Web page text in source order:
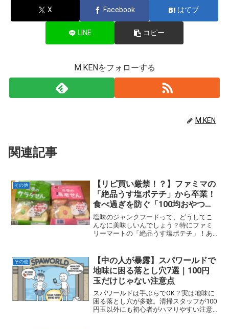
X Facebook はてブ
LINE コピー
M.KENをフォローする
M.KEN
関連記事
その他
【リピ買い厳禁！？】ファミマの
「絶品うす塩ポテチ」から卒業！
食べ過ぎを防ぐ「100均おやつ」
への賢い乗り換え戦略
塩味のジャンクフードって、どうしてこ
んなに美味しいんでしょう？特にファミ
リーマートの「絶品うす塩ポテチ」！あ
せんよね。しかし、その美味しさゆえに
直面するのが「あっという...
その他
【中の人が暴露】スパワールドで
地味に困る落とし穴7選｜100円
玉だけじゃない注意点
スパワールドは手ぶらでOK？実は地味に
困る落とし穴が多数。清掃スタッフが100
円玉以外にも初心者がハマりやすい注意